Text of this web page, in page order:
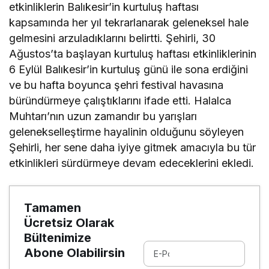
etkinliklerin Balıkesir’in kurtuluş haftası
kapsamında her yıl tekrarlanarak geleneksel hale
gelmesini arzuladıklarını belirtti. Şehirli, 30
Ağustos’ta başlayan kurtuluş haftası etkinliklerinin
6 Eylül Balıkesir’in kurtuluş günü ile sona erdiğini
ve bu hafta boyunca şehri festival havasına
büründürmeye çalıştıklarını ifade etti. Halalca
Muhtarı’nın uzun zamandır bu yarışları
gelenekselleştirme hayalinin olduğunu söyleyen
Şehirli, her sene daha iyiye gitmek amacıyla bu tür
etkinlikleri sürdürmeye devam edeceklerini ekledi.
Tamamen
Ücretsiz Olarak
Bültenimize
Abone Olabilirsin